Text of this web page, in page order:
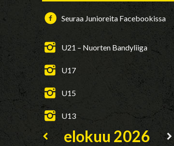
Seuraa Junioreita Facebookissa
U21 – Nuorten Bandyliiga
U17
U15
U13
elokuu 2026